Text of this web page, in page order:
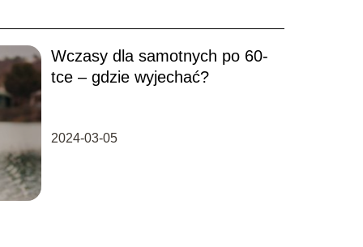
Wczasy dla samotnych po 60-
tce – gdzie wyjechać?
2024-03-05